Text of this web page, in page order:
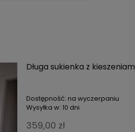
Długa sukienka z
Dostępność: na wyczerpaniu
Wysyłka w: 10 dni
359,00 zł